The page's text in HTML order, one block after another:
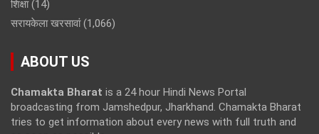
शिक्षा(14)
सरायकेला खरसावां(1,066)
ABOUT US
Chamakta Bharat is a 24 hour Hindi News Portal
broadcasting from Jamshedpur, Jharkhand. Chamakta Bharat
tries to get information about every news with full truth and